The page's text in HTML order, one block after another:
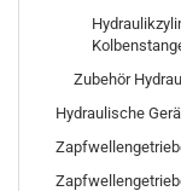
Zubehör
Hydraulische